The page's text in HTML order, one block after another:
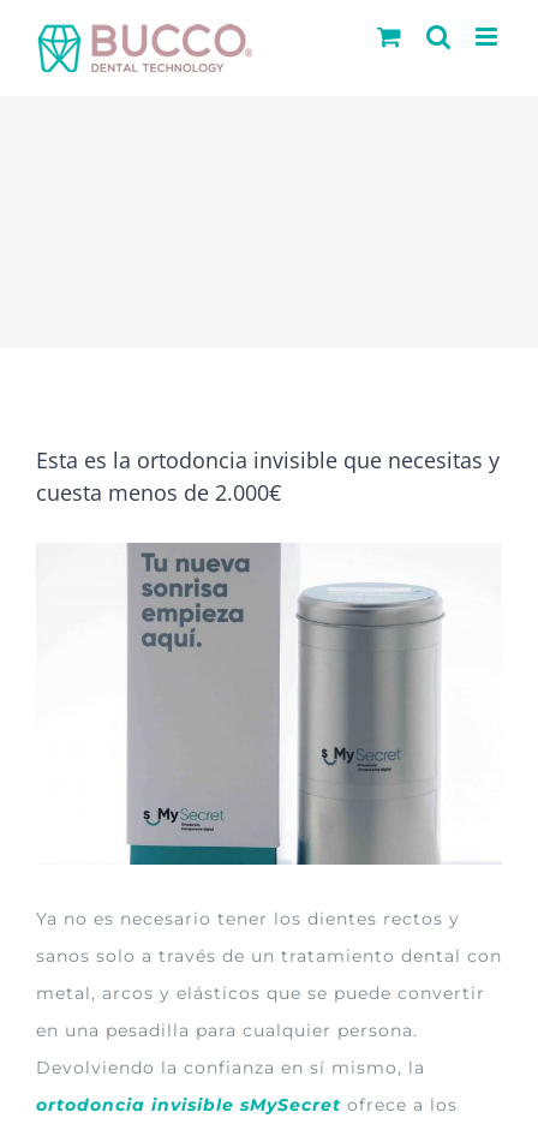
Esta es la ortodoncia invisible que necesitas y
cuesta menos de 2.000€
Ya no es necesario tener los dientes rectos y
sanos solo a través de un tratamiento dental con
metal, arcos y elásticos que se puede convertir
en una pesadilla para cualquier persona.
Devolviendo la confianza en sí mismo, la
ortodoncia invisible sMySecret ofrece a los